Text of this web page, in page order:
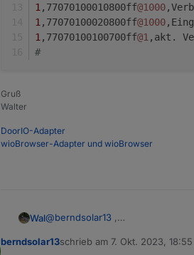
1,77070100010800ff@1000
1,77070100020800ff@1000
1,77070100100700ff@1,akt.
#
Gruß
Walter
DoorIO-Adapter
wioBrowser-Adapter und wioBrowser
Wal@berndsolar13 ,
>D
berndsolar13schrieb am 7. Okt. 2023, 18:55
zuletzt editiert von